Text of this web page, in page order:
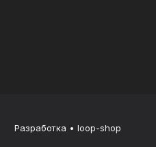
Разработка • loop-shop